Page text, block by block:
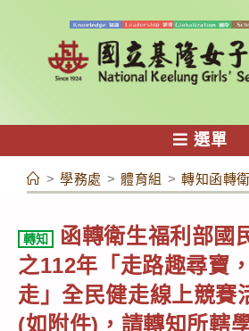
容
選單
> 學務處 > 體育組 > 轉知函轉
轉知
函轉衛生福利部國
之112年「走路趣尋寶
走」全民健走線上競賽
(如附件)，請轉知所轄